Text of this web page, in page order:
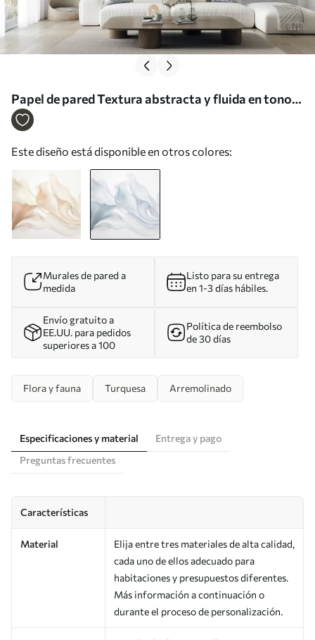
Papel de pared Textura abstracta y fluida en tonos
azules con líneas delicadas Nr. w09815v1
Este diseño está disponible en otros colores:
Murales de pared a
medida
Listo para su entrega
en 1-3 días hábiles.
Envío gratuito a
EE.UU. para pedidos
superiores a 100
Política de reembolso
de 30 días
Flora y fauna Turquesa Arremolinado
Especificaciones y material
Entrega y pago
Preguntas frecuentes
Características
Material
Elija entre tres materiales de alta calidad,
cada uno de ellos adecuado para
habitaciones y presupuestos diferentes.
Más información a continuación o
durante el proceso de personalización.